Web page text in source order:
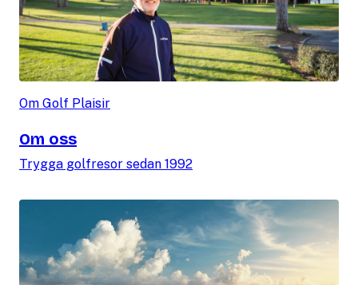
Om Golf Plaisir
Om oss
Trygga golfresor sedan 1992